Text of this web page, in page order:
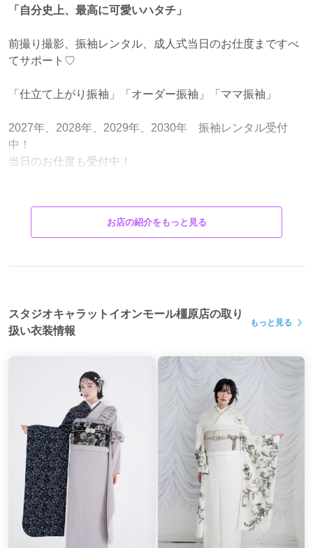
「自分史上、最高に可愛いハタチ」
前撮り撮影、振袖レンタル、成人式当日のお仕度まですべ
てサポート♡
「仕立て上がり振袖」「オーダー振袖」「ママ振袖」
2027年、2028年、2029年、2030年 振袖レンタル受付
中！
当日のお仕度も受付中！
上記日程以外もご案内可能です♪
毎月各店で展示会を実施中
他には無いデザインの振袖や、トレンド柄から古典柄、
人気のモダン柄まで振袖を豊富に取りそろえています！
期間中は
100点を超える振袖
の中から、きっとお気に入りの一着が
見つかります
お客様に合わせた豊富なプラン
1番人気の仕立て上がりレンタルプラン、
体型に合わせてオーダーメイドできるオーダーレンタル、
ご購入プランや、
小物だけレンタルできる人気のママ振りプランな
ど
お店の紹介をもっと見る
スタジオキャラットイオンモール橿原店の取り
扱い衣装情報
もっと見る